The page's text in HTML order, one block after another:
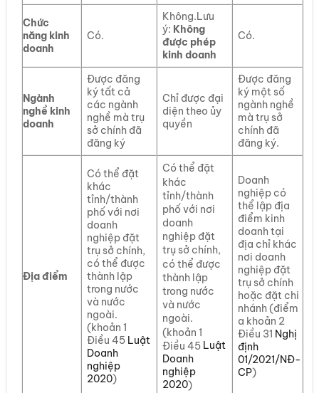
Chức
năng kinh
doanh
Có.
Không.Lưu
ý: Không
được phép
kinh doanh
Có.
Ngành
nghề kinh
doanh
Được đăng
ký tất cả
các ngành
nghề mà trụ
sở chính đã
đăng ký
Chỉ được đại
diện theo ủy
quyền
Được đăng
ký một số
ngành nghề
mà trụ sở
chính đã
đăng ký.
Địa điểm
Có thể đặt
khác
tỉnh/thành
phố với nơi
doanh
nghiệp đặt
trụ sở chính,
có thể được
thành lập
trong nước
và nước
ngoài.
(khoản 1
Điều 45 Luật
Doanh
nghiệp
2020)
Có thể đặt
khác
tỉnh/thành
phố với nơi
doanh
nghiệp đặt
trụ sở chính,
có thể được
thành lập
trong nước
và nước
ngoài.
(khoản 1
Điều 45 Luật
Doanh
nghiệp
2020)
Doanh
nghiệp có
thể lập địa
điểm kinh
doanh tại
địa chỉ khác
nơi doanh
nghiệp đặt
trụ sở chính
hoặc đặt chi
nhánh (điểm
a khoản 2
Điều 31 Nghị
định
01/2021/NĐ-
CP)